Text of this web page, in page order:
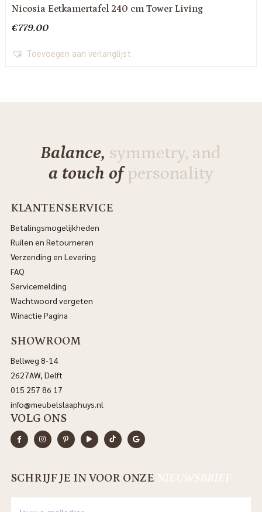
Nicosia Eetkamertafel 240 cm Tower Living
€779.00
Toevoegen aan verlanglijst
Balance, symmetry, and
a touch ofpersonality
KLANTENSERVICE
Betalingsmogelijkheden
Ruilen en Retourneren
Verzending en Levering
FAQ
Servicemelding
Wachtwoord vergeten
Winactie Pagina
SHOWROOM
Bellweg 8-14
2627AW, Delft
015 257 86 17
info@meubelslaaphuys.nl
VOLG ONS
SCHRIJF JE IN VOOR ONZE NIEUWSBRIEF